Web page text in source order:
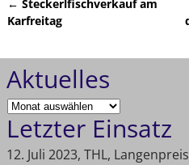
Artikelnavigation
← Steckerlfischverkauf am
Karfreitag
Aktuelles
Letzter Einsatz
12. Juli 2023, THL,